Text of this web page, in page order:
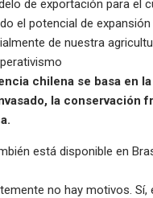
de exportación para el
el potencial de
de nuestra
chilena se basa en la
la conservación
está disponible en
no hay motivos. Sí,